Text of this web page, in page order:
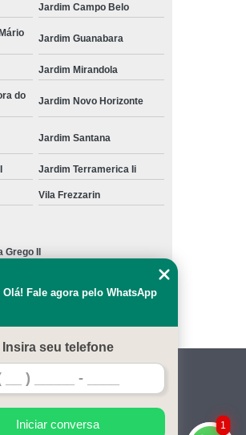
Jardim Campo Belo
Jardim Guanabara
Jardim Mirandola
do
Jardim Novo Horizonte
Jardim Santana
Jardim Terramerica Ii
Vila Frezzarin
Grego II
do Código Penal –
Serviços Contato Mapa do site
1
Olá! Fale agora pelo WhatsApp
Insira seu telefone
Iniciar conversa